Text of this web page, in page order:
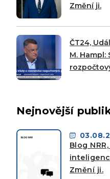
Změní ji.
ČT24,
M.
Nejnovější
Blog
Změní ji.